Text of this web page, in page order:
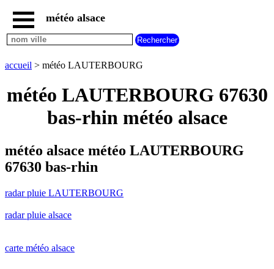
accueil
radar
LAUTERBOURG
météo
alsace
carte
météo
météo
météo alsace
accueil > météo LAUTERBOURG
météo LAUTERBOURG 67630
bas-rhin météo alsace
météo alsace météo LAUTERBOURG
67630 bas-rhin
radar pluie LAUTERBOURG
radar pluie alsace
carte météo alsace